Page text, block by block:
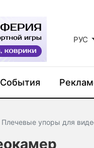
РУС
События
Плечевые упоры для